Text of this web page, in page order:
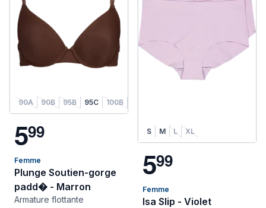
90A 90B 95B 95C 100B
599
Femme
Plunge Soutien-gorge
padd� - Marron
Armature flottante
S M L XL
599
Femme
Isa Slip - Violet